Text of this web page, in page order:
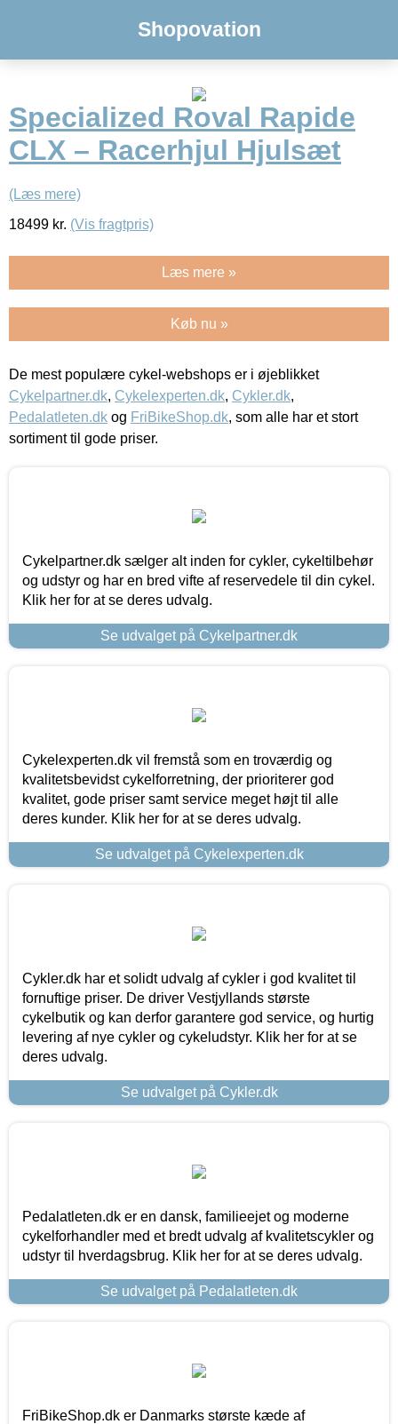
Shopovation
Specialized Roval Rapide
CLX – Racerhjul Hjulsæt
(Læs mere)
18499 kr. (Vis fragtpris)
Læs mere »
Køb nu »
De mest populære cykel-webshops er i øjeblikket
Cykelpartner.dk, Cykelexperten.dk, Cykler.dk,
Pedalatleten.dk og FriBikeShop.dk, som alle har et stort
sortiment til gode priser.
Cykelpartner.dk sælger alt inden for cykler, cykeltilbehør
og udstyr og har en bred vifte af reservedele til din cykel.
Klik her for at se deres udvalg.
Se udvalget på Cykelpartner.dk
Cykelexperten.dk vil fremstå som en troværdig og
kvalitetsbevidst cykelforretning, der prioriterer god
kvalitet, gode priser samt service meget højt til alle
deres kunder. Klik her for at se deres udvalg.
Se udvalget på Cykelexperten.dk
Cykler.dk har et solidt udvalg af cykler i god kvalitet til
fornuftige priser. De driver Vestjyllands største
cykelbutik og kan derfor garantere god service, og hurtig
levering af nye cykler og cykeludstyr. Klik her for at se
deres udvalg.
Se udvalget på Cykler.dk
Pedalatleten.dk er en dansk, familieejet og moderne
cykelforhandler med et bredt udvalg af kvalitetscykler og
udstyr til hverdagsbrug. Klik her for at se deres udvalg.
Se udvalget på Pedalatleten.dk
FriBikeShop.dk er Danmarks største kæde af